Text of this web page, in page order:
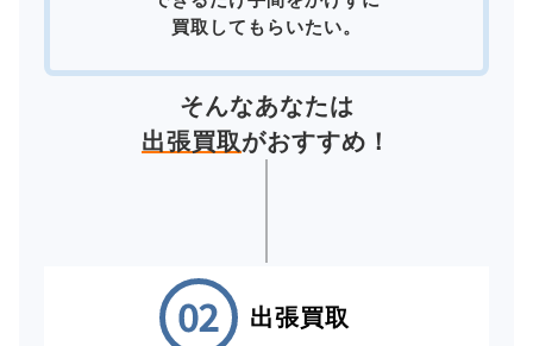
買取してもらいたい。
そんなあなたは
出張買取がおすすめ！
出張買取